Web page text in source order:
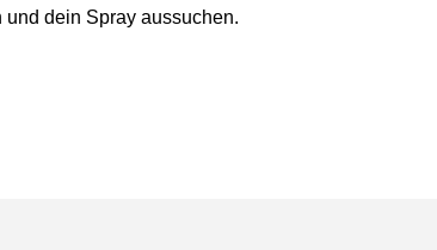
dein Spray aussuchen.